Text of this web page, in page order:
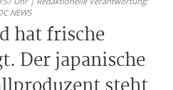
NEWS
hat frische
Der japanische